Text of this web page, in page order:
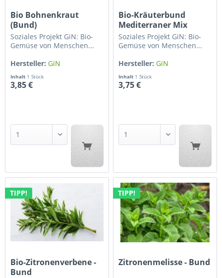
Bio Bohnenkraut
(Bund)
Soziales Projekt GiN: Bio-
Gemüse von Menschen...
Hersteller: GiN
Inhalt 1 Stück
3,85 €
Bio-Kräuterbund
Mediterraner Mix
Soziales Projekt GiN: Bio-
Gemüse von Menschen...
Hersteller: GiN
Inhalt 1 Stück
3,75 €
TIPP!
Bio-Zitronenverbene -
Bund
TIPP!
Zitronenmelisse - Bund